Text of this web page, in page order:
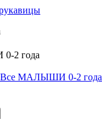
2 года
Все МАЛЫШИ 0-2 года